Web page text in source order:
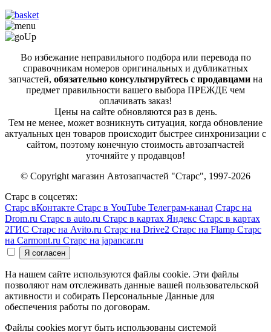
Во избежание неправильного подбора или перевода по
справочникам номеров оригинальных и дубликатных
запчастей, обязательно консультируйтесь с продавцами на
предмет правильности вашего выбора ПРЕЖДЕ чем
оплачивать заказ!
Цены на сайте обновляются раз в день.
Тем не менее, может возникнуть ситуация, когда обновление
актуальных цен товаров происходит быстрее синхронизации с
сайтом, поэтому конечную стоимость автозапчастей
уточняйте у продавцов!
© Copyright магазин Автозапчастей "Старс", 1997-2026
Старс в соцсетях:
Старс вКонтакте Старс в YouTube Телеграм-канал Старс на
Drom.ru Старс в auto.ru Старс в картах Яндекс Старс в картах
2ГИС Старс на Avito.ru Старс на Drive2 Старс на Flamp Старс
на Carmont.ru Старс на japancar.ru
На нашем сайте используются файлы cookie. Эти файлы
позволяют нам отслеживать данные вашей пользовательской
активности и собирать Персональные Данные для
обеспечения работы по договорам.
Файлы cookies могут быть использованы системой